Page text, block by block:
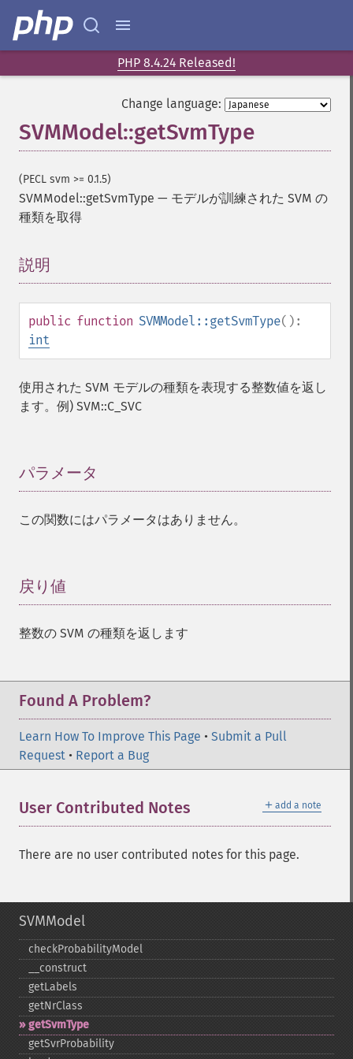
PHP 8.4.24 Released!
Change language:
SVMModel::getSvmType
(PECL svm >= 0.1.5)
SVMModel::getSvmType — モデルが訓練された SVM の
種類を取得
説明
public function SVMModel::getSvmType():
int
使用された SVM モデルの種類を表現する整数値を返し
ます。例) SVM::C_SVC
パラメータ
この関数にはパラメータはありません。
戻り値
整数の SVM の種類を返します
Found A Problem?
Learn How To Improve This Page • Submit a Pull
Request • Report a Bug
＋ add a note
User Contributed Notes
There are no user contributed notes for this page.
SVMModel
checkProbabilityModel
_​_​construct
getLabels
getNrClass
getSvmType
getSvrProbability